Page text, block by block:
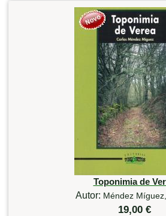
Toponimia de
Autor: Méndez
19,00 €